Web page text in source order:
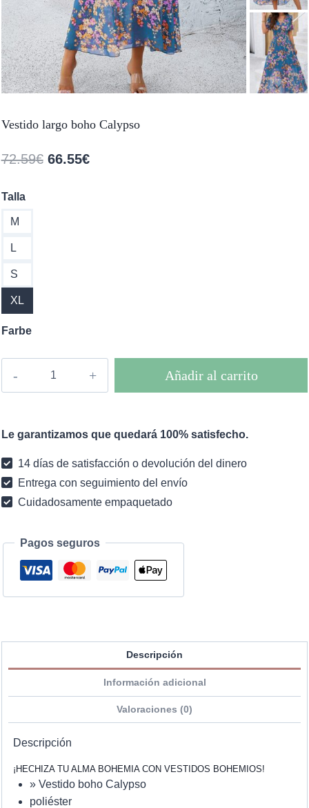
Vestido largo boho Calypso
72.59€ El
66.55€El
Talla
M
L
S
XL
Farbe
cantidad
Añadir al carrito
Le garantizamos que quedará 100% satisfecho.
14 días de satisfacción o devolución del dinero
Entrega con seguimiento del envío
Cuidadosamente empaquetado
Pagos seguros
Descripción
Información adicional
Valoraciones (0)
Descripción
¡HECHIZA TU ALMA BOHEMIA CON VESTIDOS BOHEMIOS!
» Vestido boho Calypso
poliéster